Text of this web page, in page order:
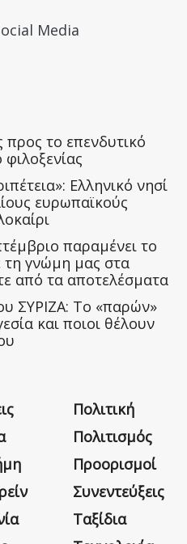
Media
το επενδυτικό
Ελληνικό νησί
ευρωπαϊκούς
παραμένει το
γνώμη μας στα
από τα αποτελέσματα
ΣΥΡΙΖΑ: Το «παρών»
και ποιοι θέλουν
Πολιτική
Πολιτισμός
Προορισμοί
Συνεντεύξεις
Ταξίδια